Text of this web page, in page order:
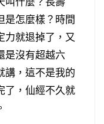
是怎麼樣？時間
力就退掉了，又
是沒有超越六
講，這不是我的
了，仙經不久就